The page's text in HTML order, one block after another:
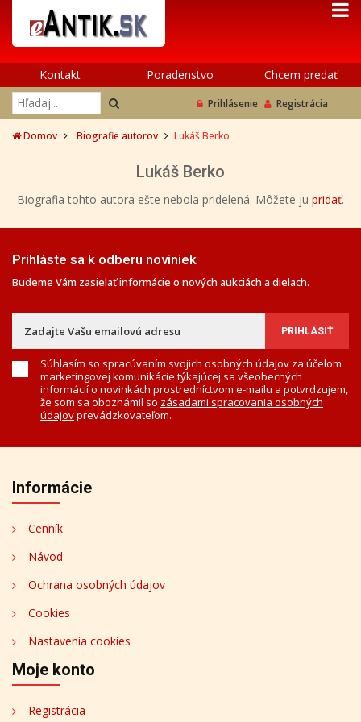
Kontakt Poradenstvo Chcem predať
Prihlásenie Registrácia
Domov Biografie autorov Lukáš Berko
Lukáš Berko
Biografia tohto autora ešte nebola pridelená. Môžete ju pridať.
Prihláste sa k odberu noviniek
Budeme Vám zasielať informácie o nových aukciách a dielach.
Súhlasím so spracúvaním svojich osobných údajov za účelom
marketingovej komunikácie týkajúcej sa všeobecných
informácií o novinkách prostredníctvom e-mailu a potvrdzujem,
že som sa oboznámil so zásadami spracovania osobných
údajovprevádzkovateľom.
Informácie
Cenník
Návod
Ochrana osobných údajov
Cookies
Nastavenia cookies
Moje konto
Registrácia